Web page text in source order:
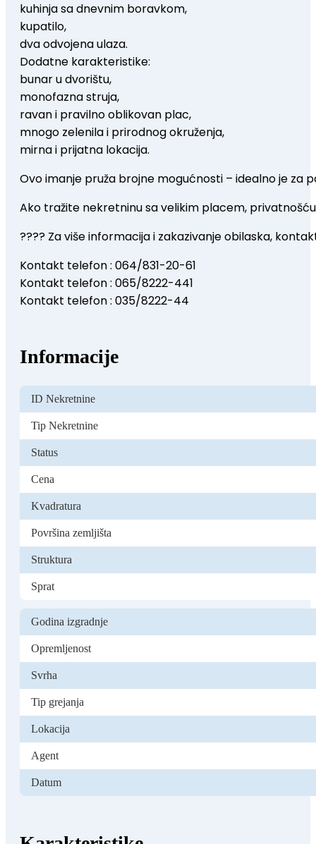
kuhinja sa dnevnim boravkom,
kupatilo,
dva odvojena ulaza.
Dodatne karakteristike:
bunar u dvorištu,
monofazna struja,
ravan i pravilno oblikovan plac,
mnogo zelenila i prirodnog okruženja,
mirna i prijatna lokacija.
Ovo imanje pruža brojne mogućnosti – idealno je za
Ako tražite nekretninu sa velikim placem,
???? Za više informacija i zakazivanje obilaska,
Kontakt telefon : 064/831-20-61
Kontakt telefon : 065/8222-441
Kontakt telefon : 035/8222-44
Informacije
ID Nekretnine
Tip Nekretnine
Status
Cena
Kvadratura
Površina zemljišta
Struktura
Sprat
Godina izgradnje
Opremljenost
Svrha
Tip grejanja
Lokacija
Agent
Datum